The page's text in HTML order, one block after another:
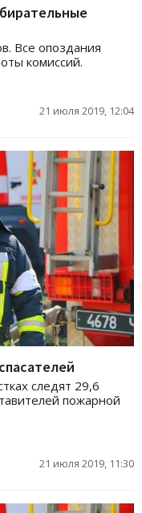
Все опоздания
комиссий.
21 июля 2019, 12:04
следят 29,6
пожарной
21 июля 2019, 11:30